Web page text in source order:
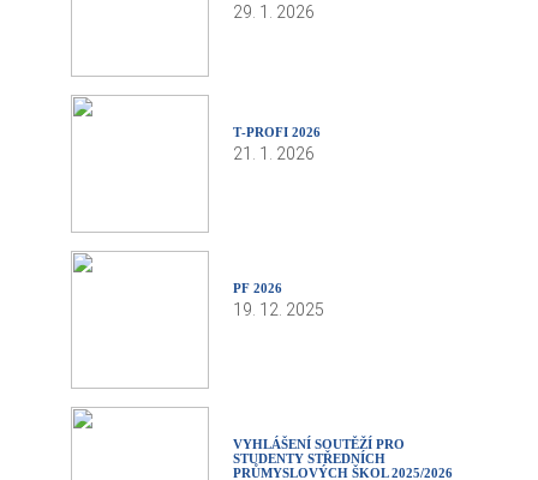
29. 1. 2026
T‑PROFI 2026
21. 1. 2026
PF 2026
19. 12. 2025
VYHLÁŠENÍ SOUTĚŽÍ PRO
STUDENTY STŘEDNÍCH
PRŮMYSLOVÝCH ŠKOL 2025/2026